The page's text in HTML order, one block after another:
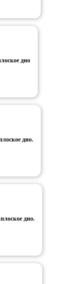
дно
дно.
дно.